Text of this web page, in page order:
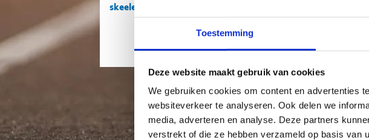
Toestemming
Deze website maakt gebruik van cookies
We gebruiken cookies om content en advertenties
websiteverkeer te analyseren. Ook delen we
media, adverteren en analyse. Deze partners
verstrekt of die ze hebben verzameld op basis van
skeelerclub